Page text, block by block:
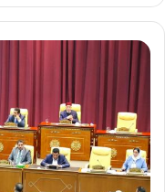
ر
د
إ
ل
ك
ت